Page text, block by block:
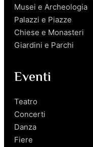
Musei e Archeologia
Palazzi e Piazze
Chiese e Monasteri
Giardini e Parchi
Eventi
Teatro
Concerti
Danza
Fiere